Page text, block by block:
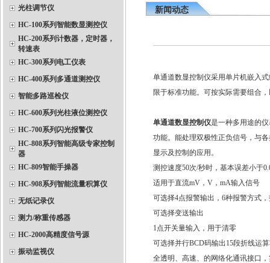
光柱调节仪
HC-100系列智能数显测控仪
HC-200系列计数器，定时器，
转速表
HC-300系列电工仪表
HC-400系列多通道测控仪
智能多路巡检仪
HC-600系列光柱液位测控仪
HC-700系列闪光报警仪
HC-808系列智能高级专家控制
器
HC-809智能手操器
HC-908系列智能流量积算仪
无纸记录仪
测力/称重传感器
HC-2000高精度信号源
振动监视仪
新闻动态
单通道数显控制仪采用单片机嵌入
限于标准功能。可按实际需要组合
单通道数显控制仪是一种多用途的
功能。能处理双极性正负信号，与
显示及控制的应用。
测控速度50次/秒时，基本误差小于
适用于直流mV，V，mA输入信号
可选择4点报警输出，6种报警方式
可选择变送输出
1点开关量输入，用于清零
可选择并行BCD码输出15段折线运
全透明、高速、的网络化通讯接口